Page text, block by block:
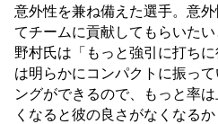
意外性を兼ね備えた選手。意
てチームに貢献してもらいたい
野村氏は「もっと強引に打ち
は明らかにコンパクトに振っ
ングができるので、もっと率
くなると彼の良さがなくなる